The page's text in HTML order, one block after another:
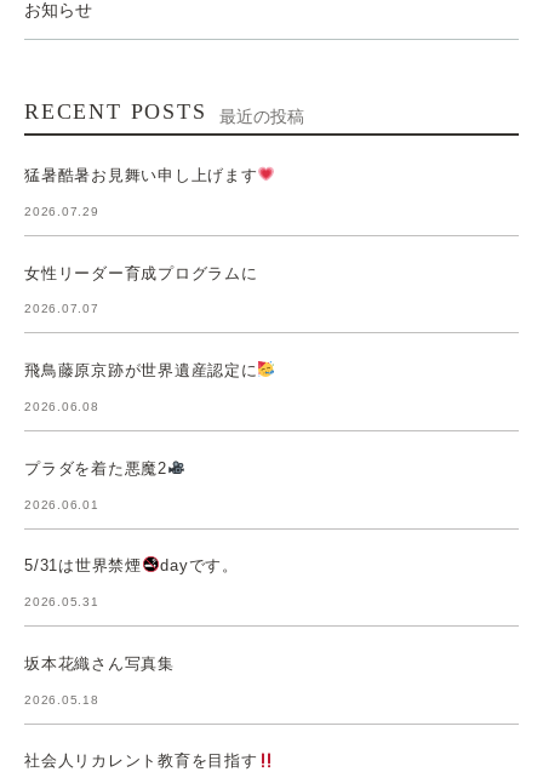
お知らせ
RECENT POSTS 最近の投稿
猛暑酷暑お見舞い申し上げます
2026.07.29
女性リーダー育成プログラムに
2026.07.07
飛鳥藤原京跡が世界遺産認定に
2026.06.08
プラダを着た悪魔2
2026.06.01
5/31は世界禁煙 dayです。
2026.05.31
坂本花織さん写真集
2026.05.18
社会人リカレント教育を目指す